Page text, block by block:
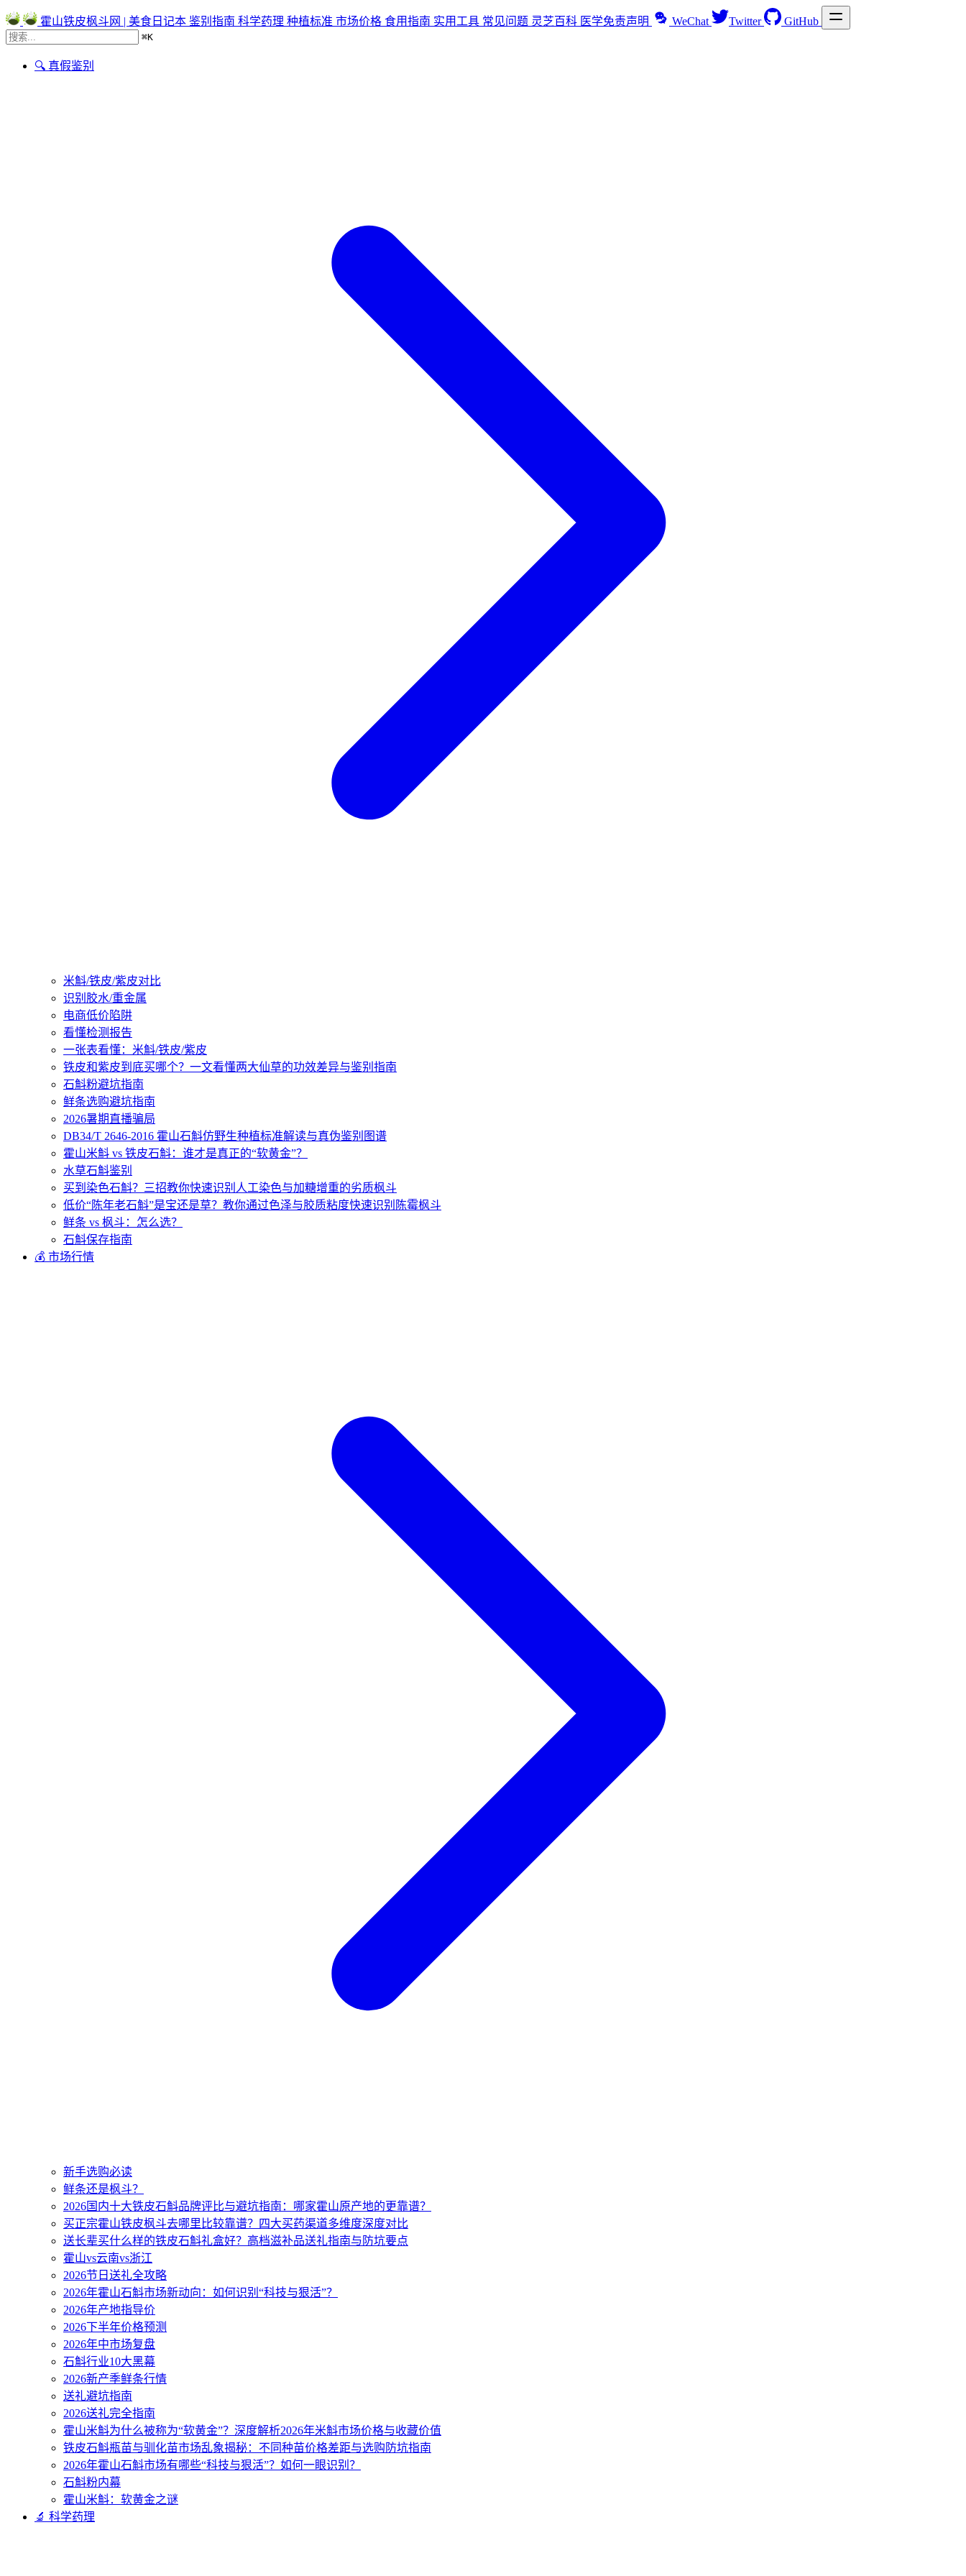
霍山铁皮枫斗网 | 美食日记本 鉴别指南 科学药理 种植标准 市场价格 食用指南 实用工具 常见问题 灵芝百科 医学免责声明 WeChat Twitter GitHub
⌘K
🔍 真假鉴别
米斛/铁皮/紫皮对比
识别胶水/重金属
电商低价陷阱
看懂检测报告
一张表看懂：米斛/铁皮/紫皮
铁皮和紫皮到底买哪个？一文看懂两大仙草的功效差异与鉴别指南
石斛粉避坑指南
鲜条选购避坑指南
2026暑期直播骗局
DB34/T 2646-2016 霍山石斛仿野生种植标准解读与真伪鉴别图谱
霍山米斛 vs 铁皮石斛：谁才是真正的“软黄金”？
水草石斛鉴别
买到染色石斛？三招教你快速识别人工染色与加糖增重的劣质枫斗
低价“陈年老石斛”是宝还是草？教你通过色泽与胶质粘度快速识别陈霉枫斗
鲜条 vs 枫斗：怎么选？
石斛保存指南
💰 市场行情
新手选购必读
鲜条还是枫斗？
2026国内十大铁皮石斛品牌评比与避坑指南：哪家霍山原产地的更靠谱？
买正宗霍山铁皮枫斗去哪里比较靠谱？四大买药渠道多维度深度对比
送长辈买什么样的铁皮石斛礼盒好？高档滋补品送礼指南与防坑要点
霍山vs云南vs浙江
2026节日送礼全攻略
2026年霍山石斛市场新动向：如何识别“科技与狠活”？
2026年产地指导价
2026下半年价格预测
2026年中市场复盘
石斛行业10大黑幕
2026新产季鲜条行情
送礼避坑指南
2026送礼完全指南
霍山米斛为什么被称为“软黄金”？深度解析2026年米斛市场价格与收藏价值
铁皮石斛瓶苗与驯化苗市场乱象揭秘：不同种苗价格差距与选购防坑指南
2026年霍山石斛市场有哪些“科技与狠活”？如何一眼识别？
石斛粉内幕
霍山米斛：软黄金之谜
🔬 科学药理